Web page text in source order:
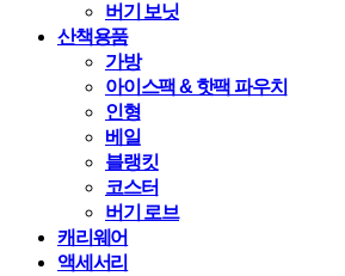
버기 보닛
산책용품
가방
아이스팩 & 핫팩 파우치
인형
베일
블랭킷
코스터
버기 로브
캐리웨어
액세서리